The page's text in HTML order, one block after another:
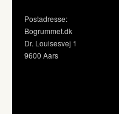
Postadresse:
Bogrummet.dk
Dr. Louisesvej 1
9600 Aars